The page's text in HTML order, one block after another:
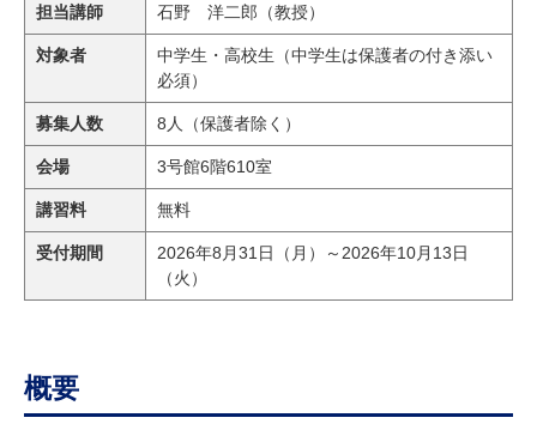
アクセス
キャンパスマップ お問い合わせ
担当講師 石野 洋二郎（教授）
対象者
中学生・高校生（中学生は保護者の付き添い
必須）
募集人数 8人（保護者除く）
会場 3号館6階610室
講習料 無料
受付期間
2026年8月31日（月）～2026年10月13日
（火）
概要